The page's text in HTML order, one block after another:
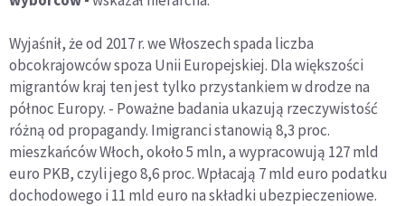
Wyjaśnił, że od 2017 r. we Włoszech spada liczba
obcokrajowców spoza Unii Europejskiej. Dla większości
migrantów kraj ten jest tylko przystankiem w drodze na
północ Europy. - Poważne badania ukazują rzeczywistość
różną od propagandy. Imigranci stanowią 8,3 proc.
mieszkańców Włoch, około 5 mln, a wypracowują 127 mld
euro PKB, czyli jego 8,6 proc. Wpłacają 7 mld euro podatku
dochodowego i 11 mld euro na składki ubezpieczeniowe.